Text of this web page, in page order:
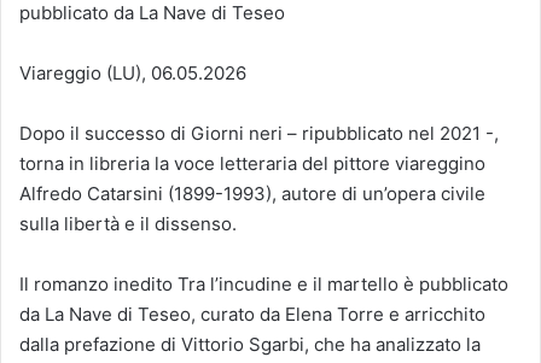
pubblicato da La Nave di Teseo
Viareggio (LU), 06.05.2026
Dopo il successo di Giorni neri – ripubblicato nel 2021 -,
torna in libreria la voce letteraria del pittore viareggino
Alfredo Catarsini (1899-1993), autore di un’opera civile
sulla libertà e il dissenso.
Il romanzo inedito Tra l’incudine e il martello è pubblicato
da La Nave di Teseo, curato da Elena Torre e arricchito
dalla prefazione di Vittorio Sgarbi, che ha analizzato la